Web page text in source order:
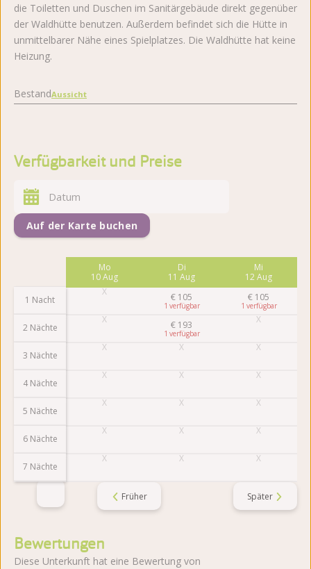
die Toiletten und Duschen im Sanitärgebäude direkt gegenüber
der Waldhütte benutzen. Außerdem befindet sich die Hütte in
unmittelbarer Nähe eines Spielplatzes. Die Waldhütte hat keine
Heizung.
BestandAussicht
Verfügbarkeit und Preise
Auf der Karte buchen
Früher Später
1 Nacht
2 Nächte
3 Nächte
4 Nächte
5 Nächte
6 Nächte
7 Nächte
Mo
10 Aug
Di
11 Aug
€ 105
1
€ 193
1
Mi
12 Aug
€ 105
1
Bewertungen
Diese Unterkunft hat eine Bewertung von